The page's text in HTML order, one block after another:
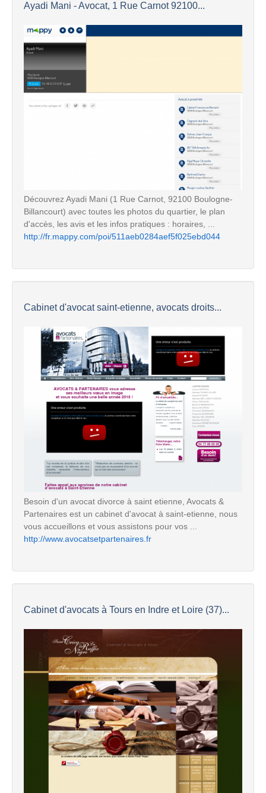
Ayadi Mani - Avocat, 1 Rue Carnot 92100...
Découvrez Ayadi Mani (1 Rue Carnot, 92100 Boulogne-
Billancourt) avec toutes les photos du quartier, le plan
d'accès, les avis et les infos pratiques : horaires, ...
http://fr.mappy.com/poi/511aeb0284aef5f025ebd044
Cabinet d'avocat saint-etienne, avocats droits...
Besoin d'un avocat divorce à saint etienne, Avocats &
Partenaires est un cabinet d'avocat à saint-etienne, nous
vous accueillons et vous assistons pour vos ...
http://www.avocatsetpartenaires.fr
Cabinet d'avocats à Tours en Indre et Loire (37)...